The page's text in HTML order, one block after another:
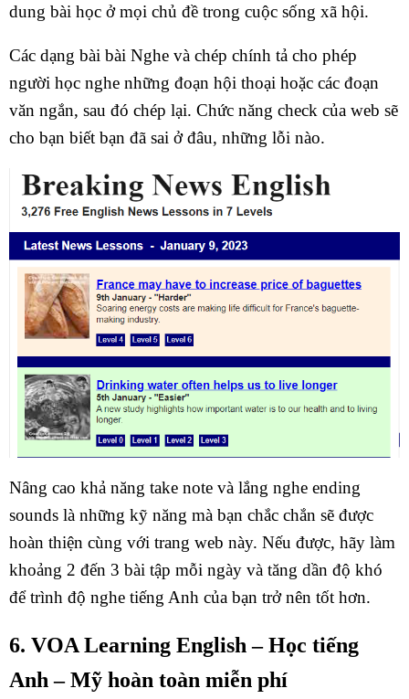
dung bài học ở mọi chủ đề trong cuộc sống xã hội.
Các dạng bài bài Nghe và chép chính tả cho phép
người học nghe những đoạn hội thoại hoặc các đoạn
văn ngắn, sau đó chép lại. Chức năng check của web sẽ
cho bạn biết bạn đã sai ở đâu, những lỗi nào.
Nâng cao khả năng take note và lắng nghe ending
sounds là những kỹ năng mà bạn chắc chắn sẽ được
hoàn thiện cùng với trang web này. Nếu được, hãy làm
khoảng 2 đến 3 bài tập mỗi ngày và tăng dần độ khó
để trình độ nghe tiếng Anh của bạn trở nên tốt hơn.
6. VOA Learning English – Học tiếng
Anh – Mỹ hoàn toàn miễn phí